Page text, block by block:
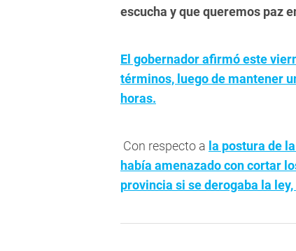
escucha y que queremos paz
El gobernador afirmó este
términos, luego de mantener
horas.
Con respecto a la postura de
había amenazado con cortar
provincia si se derogaba la